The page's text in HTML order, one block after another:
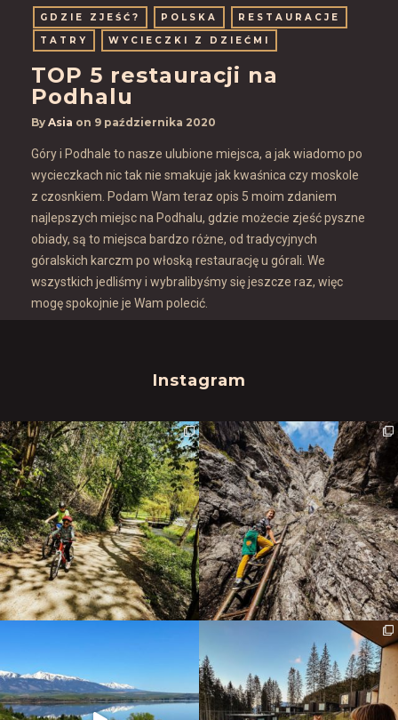
GDZIE ZJEŚĆ? POLSKA
RESTAURACJE
TATRY
WYCIECZKI Z DZIEĆMI
TOP 5 restauracji na
Podhalu
By Asia on 9 października 2020
Góry i Podhale to nasze ulubione miejsca, a jak wiadomo po
wycieczkach nic tak nie smakuje jak kwaśnica czy moskole
z czosnkiem. Podam Wam teraz opis 5 moim zdaniem
najlepszych miejsc na Podhalu, gdzie możecie zjeść pyszne
obiady, są to miejsca bardzo różne, od tradycyjnych
góralskich karczm po włoską restaurację u górali. We
wszystkich jedliśmy i wybralibyśmy się jeszcze raz, więc
mogę spokojnie je Wam polecić.
Instagram